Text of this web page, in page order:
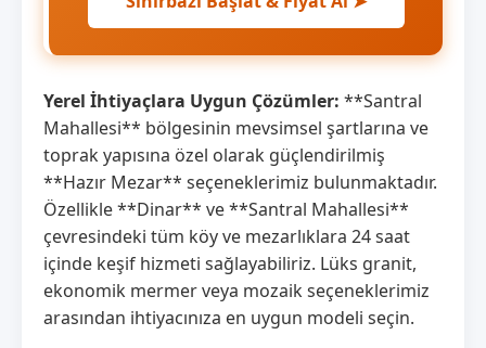
Yerel İhtiyaçlara Uygun Çözümler: **Santral
Mahallesi** bölgesinin mevsimsel şartlarına ve
toprak yapısına özel olarak güçlendirilmiş
**Hazır Mezar** seçeneklerimiz bulunmaktadır.
Özellikle **Dinar** ve **Santral Mahallesi**
çevresindeki tüm köy ve mezarlıklara 24 saat
içinde keşif hizmeti sağlayabiliriz. Lüks granit,
ekonomik mermer veya mozaik seçeneklerimiz
arasından ihtiyacınıza en uygun modeli seçin.